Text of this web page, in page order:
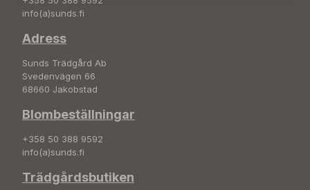
info(a)sunds.fi
Adress
Sunds Trädgård Ab
Svedenvägen 66
68660 Jakobstad
Blombeställningar
+358 50 388 9592
info(a)sunds.fi
Trädgårdsbutiken